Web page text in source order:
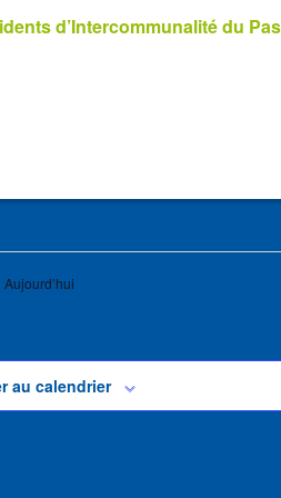
d’Intercommunalité du
Aujourd’hui
au calendrier